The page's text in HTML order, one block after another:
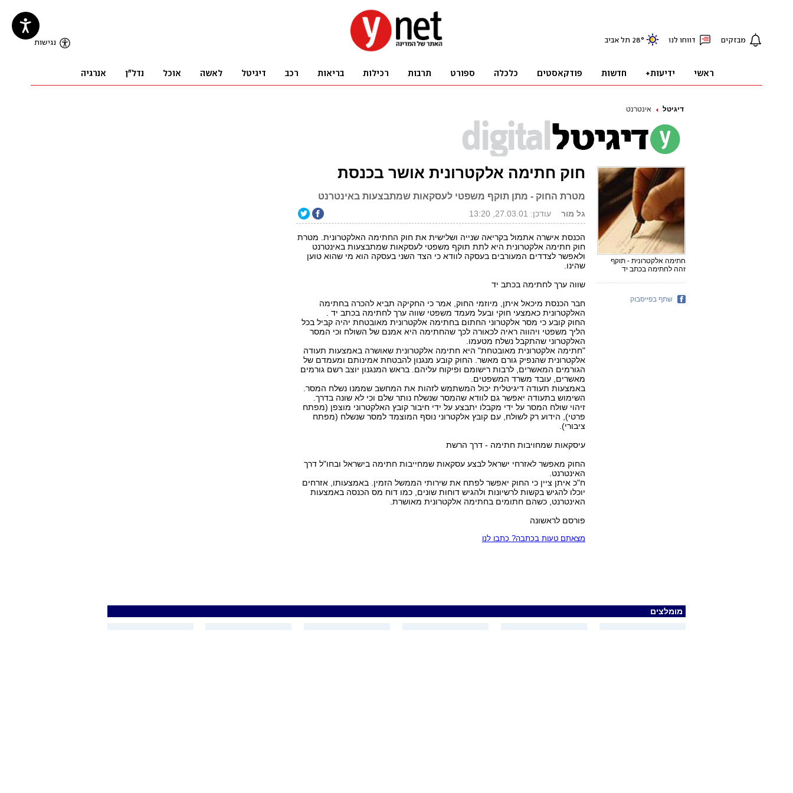
דיגיטל אינטרנט
חוק חתימה אלקטרונית אושר בכנסת
מטרת החוק - מתן תוקף משפטי לעסקאות שמתבצעות באינטרנט
גל מור עודכן: 27.03.01, 13:20
הכנסת אישרה אתמול בקריאה שנייה ושלישית את חוק החתימה האלקטרונית. מטרת
חוק חתימה אלקטרונית היא לתת תוקף משפטי לעסקאות שמתבצעות באינטרנט
ולאפשר לצדדים המעורבים בעסקה לוודא כי הצד השני בעסקה הוא מי שהוא טוען
שהינו.
שווה ערך לחתימה בכתב יד
חבר הכנסת מיכאל איתן, מיוזמי החוק, אמר כי החקיקה תביא להכרה בחתימה
האלקטרונית כאמצעי חוקי ובעל מעמד משפטי שווה ערך לחתימה בכתב יד .
החוק קובע כי מסר אלקטרוני החתום בחתימה אלקטרונית מאובטחת יהיה קביל בכל
הליך משפטי ויהווה ראיה לכאורה לכך שהחתימה היא אמנם של השולח וכי המסר
האלקטרוני שהתקבל נשלח מטעמו.
"חתימה אלקטרונית מאובטחת" היא חתימה אלקטרונית שאושרה באמצעות תעודה
אלקטרונית שהנפיק גורם מאשר. החוק קובע מנגנון להבטחת אמינותם ומעמדם של
הגורמים המאשרים, לרבות רישומם ופיקוח עליהם. בראש המנגנון יוצב רשם גורמים
מאשרים, עובד משרד המשפטים.
באמצעות תעודה דיגיטלית יכול המשתמש לזהות את המחשב שממנו נשלח המסר.
השימוש בתעודה יאפשר גם לוודא שהמסר שנשלח נותר שלם וכי לא שונה בדרך.
זיהוי שולח המסר על ידי מקבלו יתבצע על ידי חיבור קובץ האלקטרוני מוצפן (מפתח
פרטי), הידוע רק לשולח, עם קובץ אלקטרוני נוסף המוצמד למסר שנשלח (מפתח
ציבורי).
עיסקאות שמחויבות חתימה - דרך הרשת
החוק מאפשר לאזרחי ישראל לבצע עסקאות שמחייבות חתימה בישראל ובחו"ל דרך
האינטרנט.
ח"כ איתן ציין כי החוק יאפשר לפתח את שירותי הממשל הזמין. באמצעותו, אזרחים
יוכלו להגיש בקשות לרשיונות ולהגיש דוחות שונים, כמו דוח מס הכנסה באמצעות
האינטרנט, כשהם חתומים בחתימה אלקטרונית מאושרת.
פורסם לראשונה
מצאתם טעות בכתבה? כתבו לנו
חתימה אלקטרונית - תוקף
זהה לחתימה בכתב יד
שתף בפייסבוק
מומלצים